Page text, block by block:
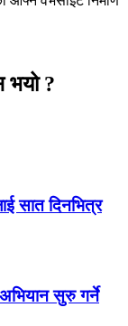
भयो ?
सात दिनभित्र
अभियान सुरु गर्ने